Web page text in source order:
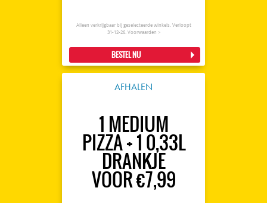
Alleen verkrijgbaar bij geselecteerde winkels. Verloopt
31-12-26. Voorwaarden >
BESTEL NU
AFHALEN
1 MEDIUM
PIZZA + 1 0,33L
DRANKJE
VOOR €7,99